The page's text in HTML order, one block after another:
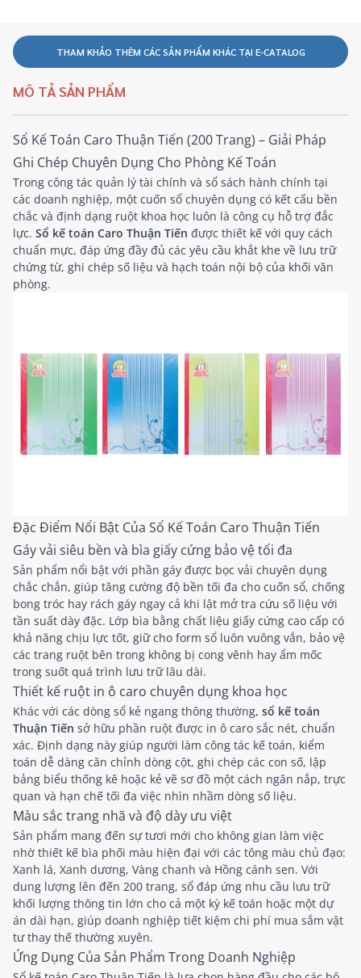
THAM KHẢO THÊM CÁC SẢN PHẨM KHÁC TẠI E-CATALOG
MÔ TẢ SẢN PHẨM
Sổ Kế Toán Caro Thuận Tiến (200 Trang) – Giải Pháp
Ghi Chép Chuyên Dụng Cho Phòng Kế Toán
Trong công tác quản lý tài chính và sổ sách hành chính tại
các doanh nghiệp, một cuốn sổ chuyên dụng có kết cấu bền
chắc và định dạng ruột khoa học luôn là công cụ hỗ trợ đắc
lực. Sổ kế toán Caro Thuận Tiến được thiết kế với quy cách
chuẩn mực, đáp ứng đầy đủ các yêu cầu khắt khe về lưu trữ
chứng từ, ghi chép số liệu và hạch toán nội bộ của khối văn
phòng.
Đặc Điểm Nổi Bật Của Sổ Kế Toán Caro Thuận Tiến
Gáy vải siêu bền và bìa giấy cứng bảo vệ tối đa
Sản phẩm nổi bật với phần gáy được bọc vải chuyên dụng
chắc chắn, giúp tăng cường độ bền tối đa cho cuốn sổ, chống
bong tróc hay rách gáy ngay cả khi lật mở tra cứu số liệu với
tần suất dày đặc. Lớp bìa bằng chất liệu giấy cứng cao cấp có
khả năng chịu lực tốt, giữ cho form sổ luôn vuông vắn, bảo vệ
các trang ruột bên trong không bị cong vênh hay ẩm mốc
trong suốt quá trình lưu trữ lâu dài.
Thiết kế ruột in ô caro chuyên dụng khoa học
Khác với các dòng sổ kẻ ngang thông thường, sổ kế toán
Thuận Tiến sở hữu phần ruột được in ô caro sắc nét, chuẩn
xác. Định dạng này giúp người làm công tác kế toán, kiểm
toán dễ dàng căn chỉnh dòng cột, ghi chép các con số, lập
bảng biểu thống kê hoặc kẻ vẽ sơ đồ một cách ngăn nắp, trực
quan và hạn chế tối đa việc nhìn nhầm dòng số liệu.
Màu sắc trang nhã và độ dày ưu việt
Sản phẩm mang đến sự tươi mới cho không gian làm việc
nhờ thiết kế bìa phối màu hiện đại với các tông màu chủ đạo:
Xanh lá, Xanh dương, Vàng chanh và Hồng cánh sen. Với
dung lượng lên đến 200 trang, sổ đáp ứng nhu cầu lưu trữ
khối lượng thông tin lớn cho cả một kỳ kế toán hoặc một dự
án dài hạn, giúp doanh nghiệp tiết kiệm chi phí mua sắm vật
tư thay thế thường xuyên.
Ứng Dụng Của Sản Phẩm Trong Doanh Nghiệp